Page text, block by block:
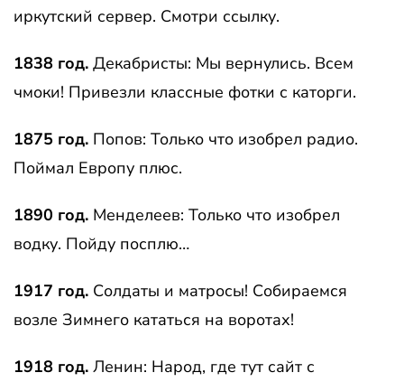
иркутский сервер. Смотри ссылку.
1838 год. Декабристы: Мы вернулись. Всем
чмоки! Привезли классные фотки с каторги.
1875 год. Попов: Только что изобрел радио.
Поймал Европу плюс.
1890 год. Менделеев: Только что изобрел
водку. Пойду посплю…
1917 год. Солдаты и матросы! Собираемся
возле Зимнего кататься на воротах!
1918 год. Ленин: Народ, где тут сайт с